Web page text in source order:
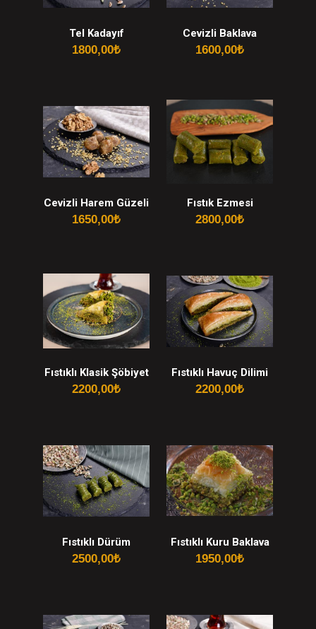
Tel Kadayıf
1800,00₺
Cevizli Baklava
1600,00₺
Cevizli Harem Güzeli
1650,00₺
Fıstık Ezmesi
2800,00₺
Fıstıklı Klasik Şöbiyet
2200,00₺
Fıstıklı Havuç Dilimi
2200,00₺
Fıstıklı Dürüm
2500,00₺
Fıstıklı Kuru Baklava
1950,00₺